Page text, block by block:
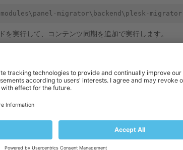
を実行して、コンテンツ同期を追加で実行します。
行元サーバで行われたホスティングコンテンツの変更
期するには、 plesk-migrator.bat copy-web-
コマンド
下のコマンドを実行して、移行先サーバで移行された